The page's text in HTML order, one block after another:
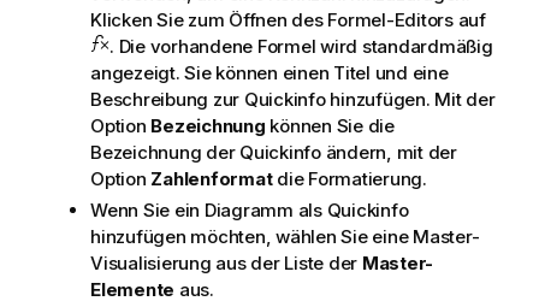
Klicken Sie zum Öffnen des Formel-Editors auf
. Die vorhandene Formel wird standardmäßig
angezeigt. Sie können einen Titel und eine
Beschreibung zur Quickinfo hinzufügen. Mit der
Option Bezeichnung können Sie die
Bezeichnung der Quickinfo ändern, mit der
Option Zahlenformatdie Formatierung.
Wenn Sie ein Diagramm als Quickinfo
hinzufügen möchten, wählen Sie eine Master-
Visualisierung aus der Liste der Master-
Elemente aus.